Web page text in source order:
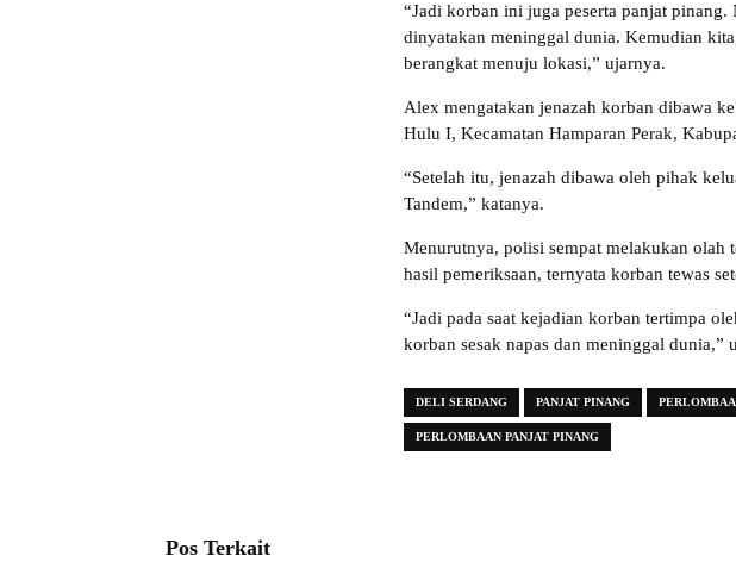
“Jadi korban ini juga peserta panjat
dinyatakan meninggal dunia. Kemudian
berangkat menuju lokasi,” ujarnya.
Alex mengatakan jenazah korban dibawa
Hulu I, Kecamatan Hamparan Perak,
“Setelah itu, jenazah dibawa oleh pihak
Tandem,” katanya.
Menurutnya, polisi sempat melakukan olah
hasil pemeriksaan, ternyata korban tewas
“Jadi pada saat kejadian korban tertimpa
korban sesak napas dan meninggal dunia,”
DELI SERDANG PANJAT PINANG
PERLOMBAAN PANJAT PINANG
Pos Terkait